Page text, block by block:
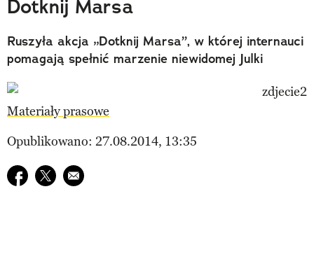
Trendbook Podróżniczy
Polecane
Dotknij Marsa
Ruszyła akcja „Dotknij Marsa”, w której internauci
pomagają spełnić marzenie niewidomej Julki
Materiały prasowe
Opublikowano: 27.08.2014, 13:35
Udostępnij na facebook
Udostępnij na twitter
E-mail do przyjaciela